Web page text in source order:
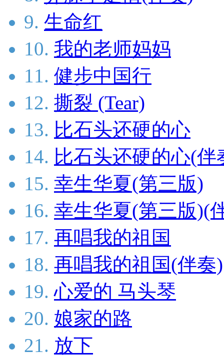
9. 生命红
10. 我的老师妈妈
11. 健步中国行
12. 撕裂 (Tear)
13. 比石头还硬的心
14. 比石头还硬的心(伴
15. 幸生华夏(第三版)
16. 幸生华夏(第三版)(
17. 再唱我的祖国
18. 再唱我的祖国(伴奏)
19. 心爱的 马头琴
20. 娘家的路
21. 放下